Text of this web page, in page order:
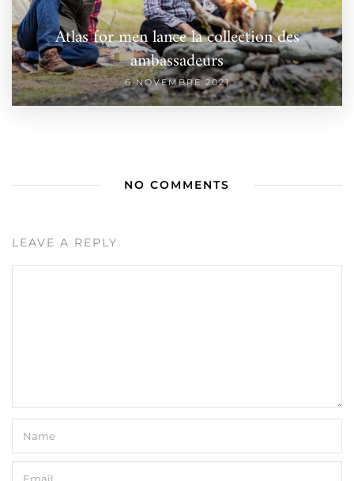
Atlas for men lance la collection des
ambassadeurs
6 NOVEMBRE 2021
NO COMMENTS
LEAVE A REPLY